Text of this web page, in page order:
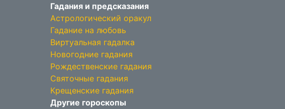
Гадания и предсказания
Астрологический оракул
Гадание на любовь
Виртуальная гадалка
Новогодние гадания
Рождественские гадания
Святочные гадания
Крещенские гадания
Другие гороскопы